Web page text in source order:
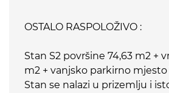
OSTALO RASPOLOŽIVO :
Stan S2 površine 74,63 m2 +
m2 + vanjsko parkirno mjesto
Stan se nalazi u prizemlju i